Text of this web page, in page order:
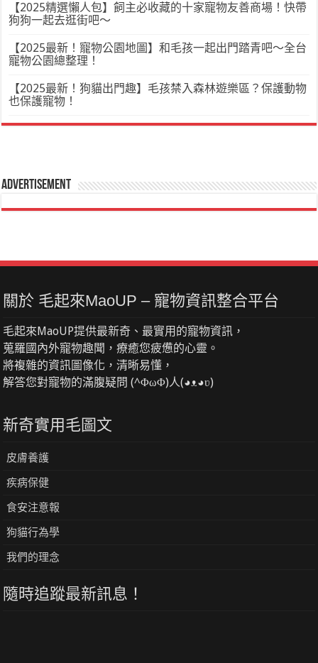
【2025精選懶人包】飼主必收藏的十家寵物友善商場！快帶
狗狗一起去逛街吧～
【2025最新！寵物公園地圖】和毛孩一起出門踏青吧～全台
寵物公園總整理！
【2025最新！狗貓出門趣】毛孩禁入森林遊樂區？保護動物
也保護寵物！
Advertisement
關於 毛起來MaoUP – 寵物資訊整合平台
毛起來MaoUP提供最新奇、最實用的寵物資訊，
蒐羅國內外寵物趣聞，療癒您疲憊的心靈。
將複雜的資訊圖像化，清晰易懂，
解答您對寵物的滿腹疑問 (^ΦωΦ)人(◕ᴥ◕ʋ)
新奇實用毛圖文
皮膚養護
疾病保健
食安注意報
狗貓行為學
我們的理念
隨時追蹤最新訊息！